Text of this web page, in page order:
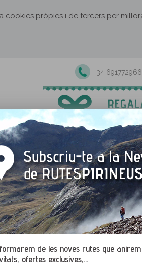
cookies pròpies i de tercers per
i excursions
+34 691772966
de les noves rutes que
ofertes exclusives,...
gratuïtes Excursions i activitats